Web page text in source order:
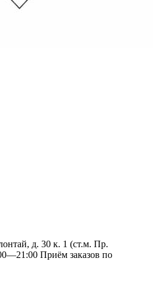
д. 30 к. 1 (ст.м. Пр.
Приём заказов по